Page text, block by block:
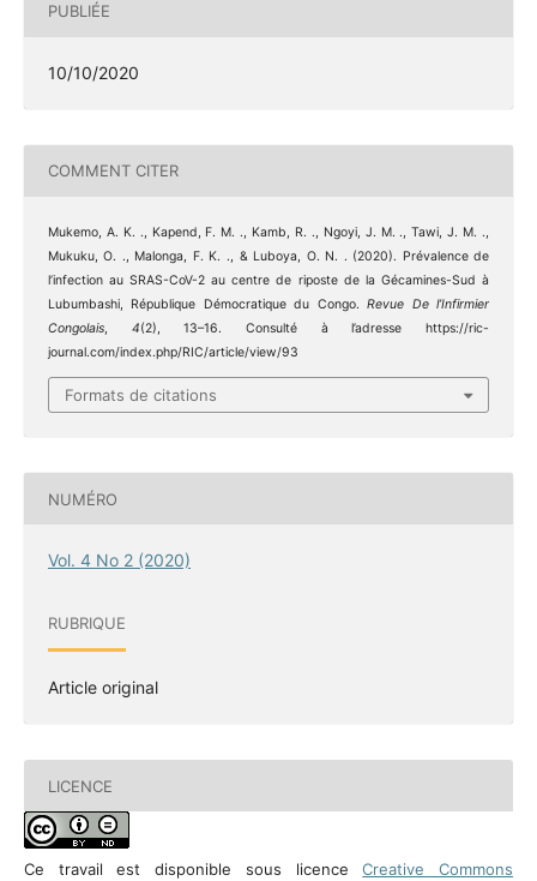
PUBLIÉE
10/10/2020
COMMENT CITER
Mukemo, A. K. ., Kapend, F. M. ., Kamb, R. ., Ngoyi, J. M. ., Tawi, J. M. .,
Mukuku, O. ., Malonga, F. K. ., & Luboya, O. N. . (2020). Prévalence de
l’infection au SRAS-CoV-2 au centre de riposte de la Gécamines-Sud à
Lubumbashi, République Démocratique du Congo.Revue De l’Infirmier
Congolais, 4(2), 13–16. Consulté à l’adresse https://ric-
journal.com/index.php/RIC/article/view/93
Formats de citations
NUMÉRO
Vol. 4 No 2 (2020)
RUBRIQUE
Article original
LICENCE
Ce travail est disponible sous licenceCreative Commons